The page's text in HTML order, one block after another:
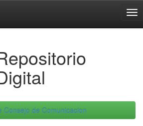
Consejo de Comunicacion